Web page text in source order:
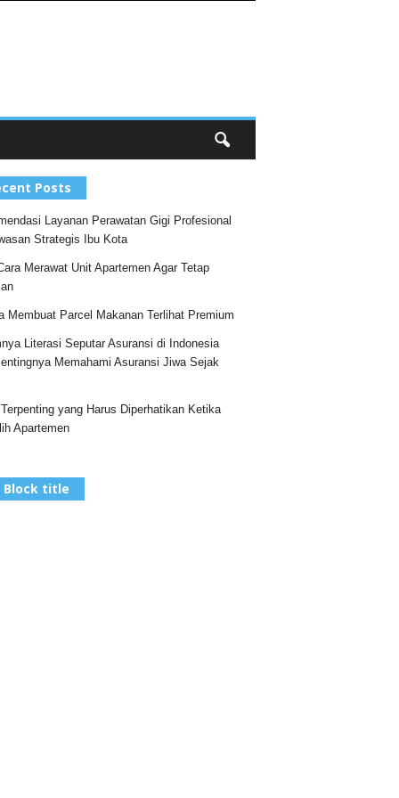
Posts
Layanan Perawatan Gigi Profesional
Strategis Ibu Kota
Merawat Unit Apartemen Agar Tetap
Membuat Parcel Makanan Terlihat Premium
Literasi Seputar Asuransi di Indonesia
Memahami Asuransi Jiwa Sejak
yang Harus Diperhatikan Ketika
Apartemen
Block title